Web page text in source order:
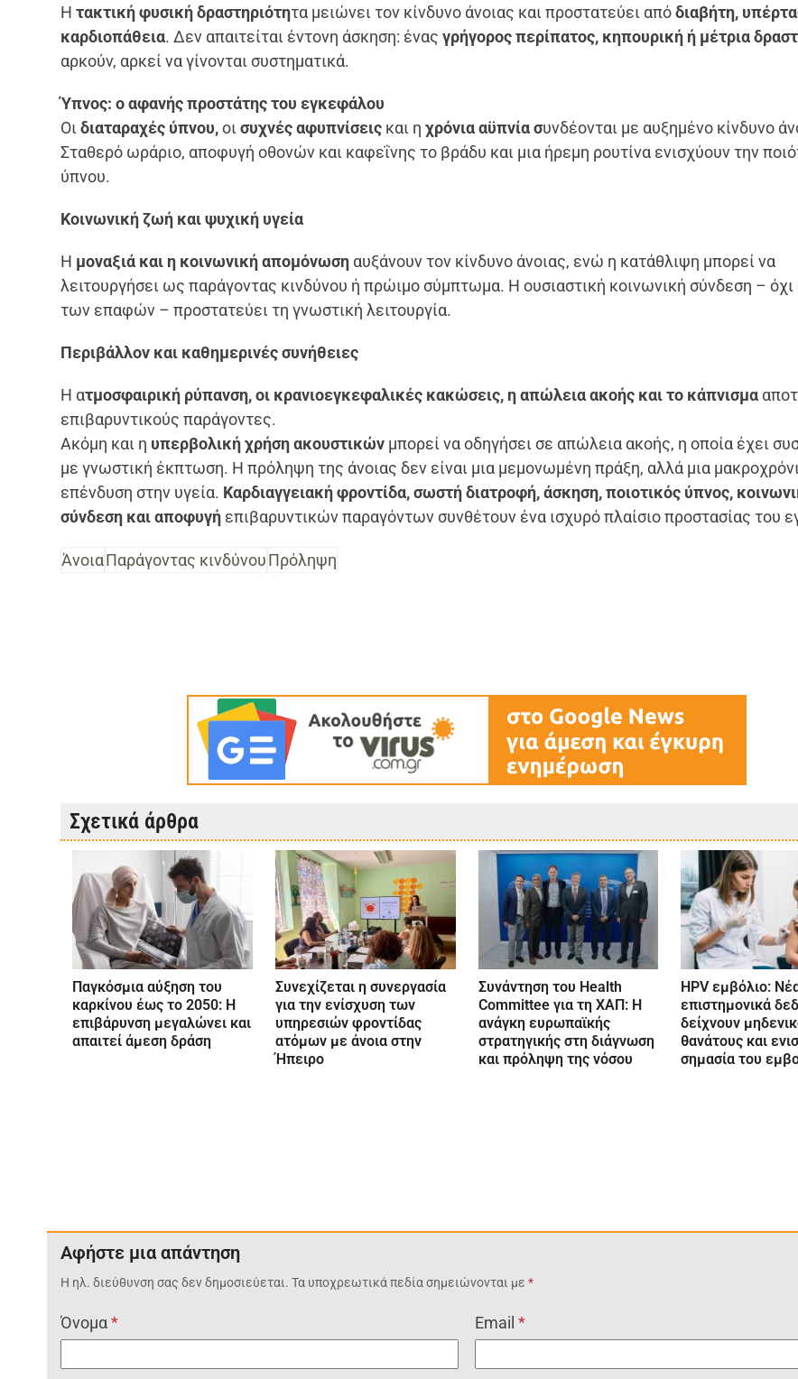
Ητακτική φυσική δραστηριότητα μειώνει τον κίνδυνο άνοιας και προστατεύει απόδιαβήτη,
καρδιοπάθεια. Δεν απαιτείται έντονη άσκηση: έναςγρήγορος περίπατος, κηπουρική ή μέτρια
αρκούν, αρκεί να γίνονται συστηματικά.
Ύπνος: ο αφανής προστάτης του εγκεφάλου
Οιδιαταραχές ύπνου,οι συχνές αφυπνίσεις και ηχρόνια αϋπνία συνδέονται με αυξημένο κίνδυνο
Σταθερό ωράριο, αποφυγή οθονών και καφεΐνης το βράδυ και μια ήρεμη ρουτίνα ενισχύουν την
ύπνου.
Κοινωνική ζωή και ψυχική υγεία
Η μοναξιά και η κοινωνική απομόνωση αυξάνουν τον κίνδυνο άνοιας, ενώ η κατάθλιψη μπορεί να
λειτουργήσει ως παράγοντας κινδύνου ή πρώιμο σύμπτωμα. Η ουσιαστική κοινωνική σύνδεση – όχι
των επαφών – προστατεύει τη γνωστική λειτουργία.
Περιβάλλον και καθημερινές συνήθειες
Η ατμοσφαιρική ρύπανση, οι κρανιοεγκεφαλικές κακώσεις, η απώλεια ακοής και το κάπνισμα
επιβαρυντικούς παράγοντες.
Ακόμη και η υπερβολική χρήση ακουστικών μπορεί να οδηγήσει σε απώλεια ακοής, η οποία έχει
με γνωστική έκπτωση. Η πρόληψη της άνοιας δεν είναι μια μεμονωμένη πράξη, αλλά μια
επένδυση στην υγεία. Καρδιαγγειακή φροντίδα, σωστή διατροφή, άσκηση, ποιοτικός ύπνος,
σύνδεση και αποφυγή επιβαρυντικών παραγόντων συνθέτουν ένα ισχυρό πλαίσιο προστασίας του
ΆνοιαΠαράγοντας κινδύνουΠρόληψη
Σχετικά άρθρα
Παγκόσμια αύξηση του
καρκίνου έως το 2050: Η
επιβάρυνση μεγαλώνει και
απαιτεί άμεση δράση
Συνεχίζεται η συνεργασία
για την ενίσχυση των
υπηρεσιών φροντίδας
ατόμων με άνοια στην
Ήπειρο
Συνάντηση του Health
Committee για τη ΧΑΠ: Η
ανάγκη ευρωπαϊκής
στρατηγικής στη διάγνωση
και πρόληψη της νόσου
HPV εμβόλιο:
επιστημονικά
δείχνουν
θανάτους και
σημασία του
Αφήστε μια απάντηση
Η ηλ. διεύθυνση σας δεν δημοσιεύεται. Τα υποχρεωτικά πεδία σημειώνονται με*
Όνομα* Email*